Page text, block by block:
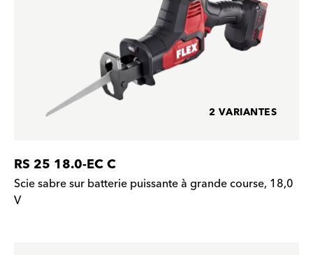
2 VARIANTES
RS 25 18.0-EC C
Scie sabre sur batterie puissante à grande course, 18,0
V